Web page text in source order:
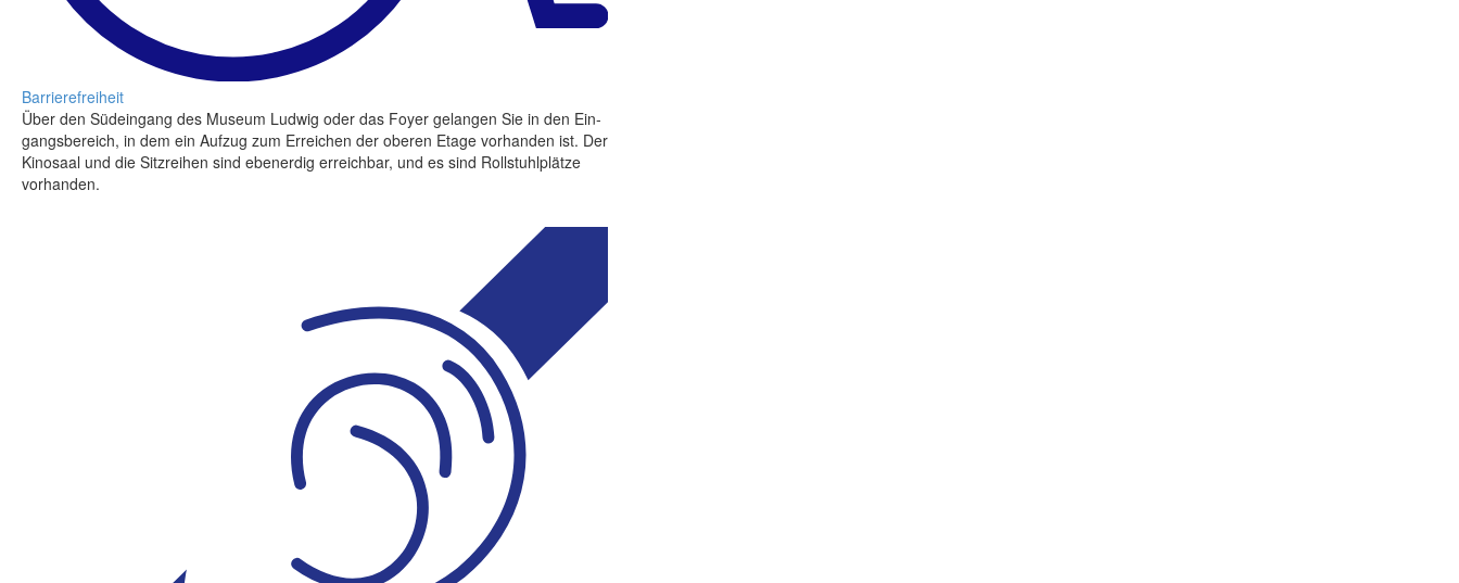
Barrierefreiheit
Über den Südein­gang des Mu­se­um Lud­wig oder das Foy­er ge­lan­gen Sie in den Ein­
gangs­bereich, in dem ein Aufzug zum Er­reichen der oberen Etage vorhan­den ist. Der
Ki­nosaal und die Sitzrei­hen sind eben­erdig er­reich­bar, und es sind Roll­s­tuhl­plätze
vorhan­den.